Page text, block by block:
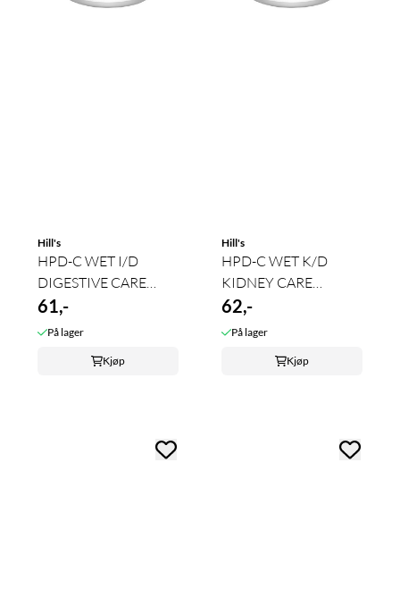
Hill's
HPD-C WET I/D
DIGESTIVE CARE
(CHICKEN&VEGETABLES)
...
61,-
På lager
Kjøp
Hill's
HPD-C WET K/D
KIDNEY CARE
(CHICKEN&VEGETABLES)
...
62,-
På lager
Kjøp